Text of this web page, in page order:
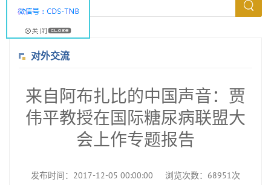
对外交流
来自阿布扎比的中国声音：贾
伟平教授在国际糖尿病联盟大
会上作专题报告
发布时间：2017-12-05 00:00:00
浏览次数：68951次